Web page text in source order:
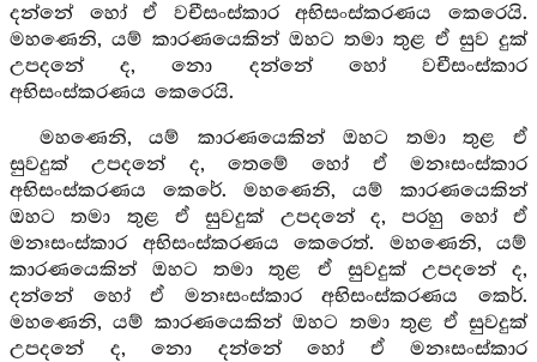
දන්නේ හෝ ඒ වචීසංස්කාර අභිසංස්කරණය කෙරෙයි.
මහණෙනි, යම් කාරණයෙකින් ඔහට තමා තුළ ඒ සුව දුක්
උපදනේ ද, නො දන්නේ හෝ වචීසංස්කාර
අභිසංස්කරණය කෙරෙයි.
මහණෙනි, යම් කාරණයෙකින් ඔහට තමා තුළ ඒ
සුවදුක් උපදනේ ද, තෙමේ හෝ ඒ මනඃසංස්කාර
අභිසංස්කරණය කෙරේ. මහණෙනි, යම් කාරණයෙකින්
ඔහට තමා තුළ ඒ සුවදුක් උපදනේ ද, පරහු හෝ ඒ
මනඃසංස්කාර අභිසංස්කරණය කෙරෙත්. මහණෙනි, යම්
කාරණයෙකින් ඔහට තමා තුළ ඒ සුවදුක් උපදනේ ද,
දන්නේ හෝ ඒ මනඃසංස්කාර අභිසංස්කරණය කෙර්.
මහණෙනි, යම් කාරණයෙකින් ඔහට තමා තුළ ඒ සුවදුක්
උපදනේ ද, නො දන්නේ හෝ ඒ මනඃසංස්කාර